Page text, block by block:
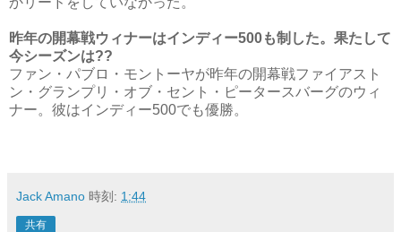
昨年の開幕戦ウィナーはインディー500も制した。果たして
今シーズンは??
ファン・パブロ・モントーヤが昨年の開幕戦ファイアスト
ン・グランプリ・オブ・セント・ピータースバーグのウィ
ナー。彼はインディー500でも優勝。
Jack Amano 時刻: 1:44
共有